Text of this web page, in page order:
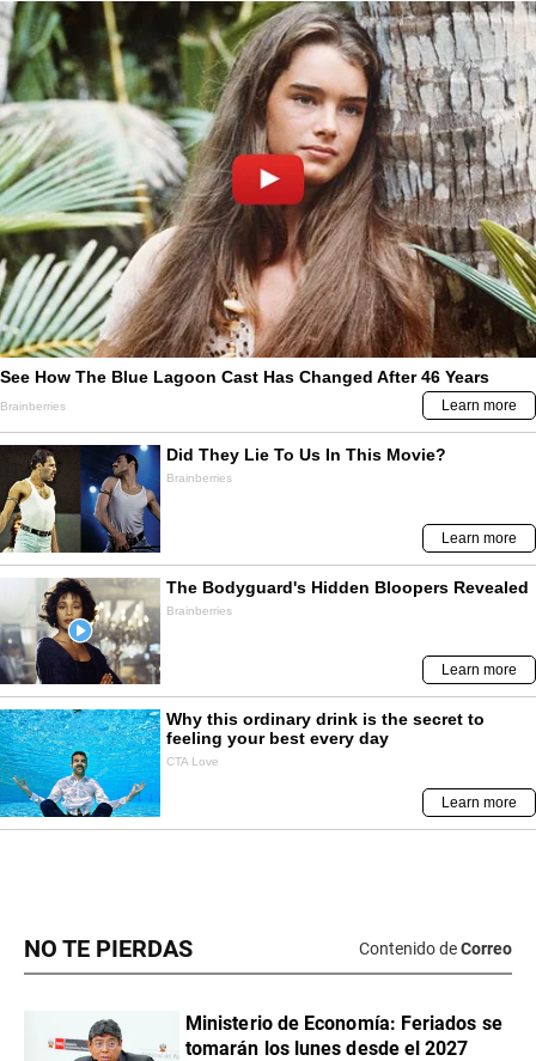
NO TE PIERDAS Contenido deCorreo
Ministerio de Economía: Feriados se
tomarán los lunes desde el 2027